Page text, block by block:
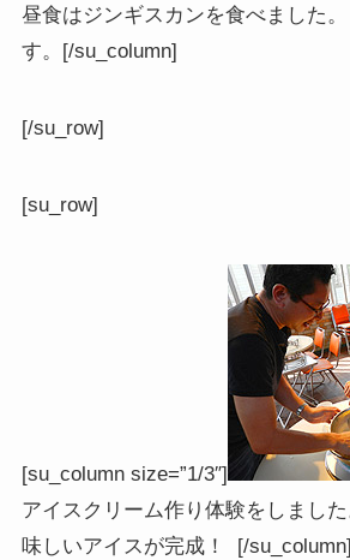
昼食はジンギスカンを食べました
す。[/su_column]
[/su_row]
[su_row]
[su_column size=”1/3″]
アイスクリーム作り体験をしまし
味しいアイスが完成！ [/su_column]